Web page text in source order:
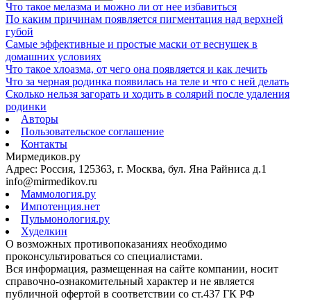
Что такое мелазма и можно ли от нее избавиться
По каким причинам появляется пигментация над верхней
губой
Самые эффективные и простые маски от веснушек в
домашних условиях
Что такое хлоазма, от чего она появляется и как лечить
Что за черная родинка появилась на теле и что с ней делать
Сколько нельзя загорать и ходить в солярий после удаления
родинки
Авторы
Пользовательское соглашение
Контакты
Мирмедиков.ру
Адрес: Россия, 125363, г. Москва, бул. Яна Райниса д.1
info@mirmedikov.ru
Маммология.ру
Импотенция.нет
Пульмонология.ру
Худелкин
О возможных противопоказаниях необходимо
проконсультироваться со специалистами.
Вся информация, размещенная на сайте компании, носит
справочно-ознакомительный характер и не является
публичной офертой в соответствии со ст.437 ГК РФ